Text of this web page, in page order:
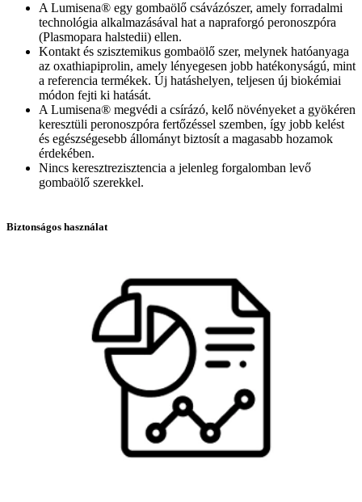
A Lumisena® egy gombaölő csávázószer, amely forradalmi
technológia alkalmazásával hat a napraforgó peronoszpóra
(Plasmopara halstedii) ellen.
Kontakt és szisztemikus gombaölő szer, melynek hatóanyaga
az oxathiapiprolin, amely lényegesen jobb hatékonyságú, mint
a referencia termékek. Új hatáshelyen, teljesen új biokémiai
módon fejti ki hatását.
A Lumisena® megvédi a csírázó, kelő növényeket a gyökéren
keresztüli peronoszpóra fertőzéssel szemben, így jobb kelést
és egészségesebb állományt biztosít a magasabb hozamok
érdekében.
Nincs keresztrezisztencia a jelenleg forgalomban levő
gombaölő szerekkel.
Biztonságos használat